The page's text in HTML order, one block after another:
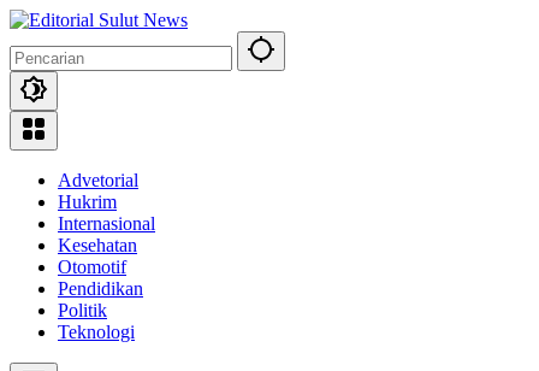
Langsung
konten
Advetorial
Hukrim
Internasional
Kesehatan
Otomotif
Pendidikan
Politik
Teknologi